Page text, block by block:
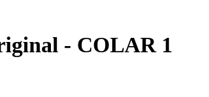
- COLAR 1